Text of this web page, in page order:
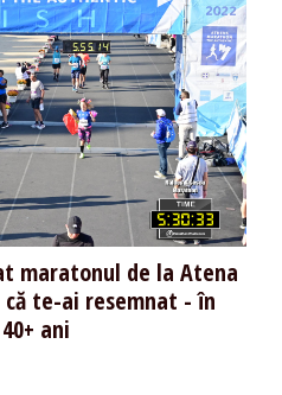
maratonul de la Atena
că te-ai resemnat - în
ani